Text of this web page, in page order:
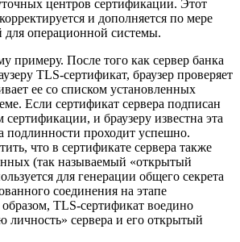
центров сертификации. Этот
и дополняется по мере
операционной системы.
примеру. После того как сервер банка
TLS-сертификат, браузер проверяет
ее со списком установленных
Если сертификат сервера подписан
и браузеру известна эта
подлинности проходит успешно.
что в сертификате сервера также
(так называемый «открытый
для генерации общего секрета
соединения на этапе
TLS-сертификат воедино
личность» сервера и его открытый